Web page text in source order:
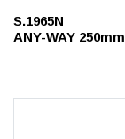
S.1965N
ANY-WAY